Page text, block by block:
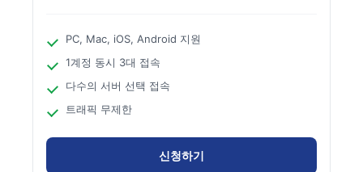
PC, Mac, iOS, Android 지원
1계정 동시 3대 접속
다수의 서버 선택 접속
트래픽 무제한
신청하기